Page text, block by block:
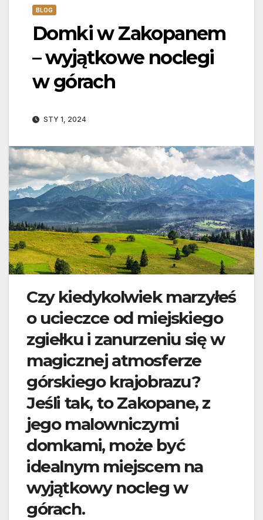
BLOG
Domki w Zakopanem
– wyjątkowe noclegi
w górach
STY 1, 2024
Czy kiedykolwiek marzyłeś
o ucieczce od miejskiego
zgiełku i zanurzeniu się w
magicznej atmosferze
górskiego krajobrazu?
Jeśli tak, to Zakopane, z
jego malowniczymi
domkami, może być
idealnym miejscem na
wyjątkowy nocleg w
górach.